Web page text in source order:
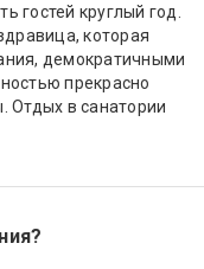
гостей круглый год.
которая
демократичными
прекрасно
Отдых в санатории